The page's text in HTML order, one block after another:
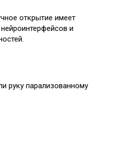
открытие имеет
и
руку парализованному